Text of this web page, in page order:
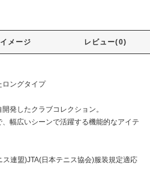
イメージ レビュー(0)
ロングタイプ
発したクラブコレクション。
幅広いシーンで活躍する機能的なアイテ
ス連盟)JTA(日本テニス協会)服装規定適応